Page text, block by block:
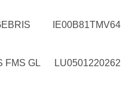
IE00B81TMV64
FMS GL
LU0501220262